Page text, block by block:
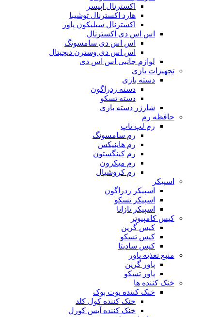
اکسترنال اپیسر
هارد اکسترنال توشیبا
اکسترنال سیلیکون پاور
اس اس دی اکسترنال
اس اس دی سامسونگ
اس اس دی وسترن دیجیتال
لوازم جانبی اس اس دی
تجهیزات بازی
دسته بازی
دسته ردراگون
دسته تسکو
شارژر دسته بازی
حافظه رم
رم لپ تاپ
رم سامسونگ
رم هاینیکس
رم کینگستون
رم میکرون
رم کروشیال
اسپیکر
اسپیکر ردراگون
اسپیکر تسکو
اسپیکر تازاتا
کیس کامپیوتر
کیس گرین
کیس تسکو
کیس سادیتا
منبع تغذیه‌ پاور
پاور گرین
پاور تسکو
خنک کننده ها
خنک کننده نوت بوک
خنک کننده کول کلد
خنک کننده آیس کورل